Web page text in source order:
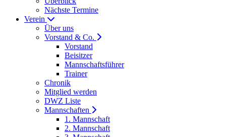
Nächste Termine
Verein
Über uns
Vorstand & Co.
Vorstand
Beisitzer
Mannschaftsführer
Trainer
Chronik
Mitglied werden
DWZ Liste
Mannschaften
1. Mannschaft
2. Mannschaft